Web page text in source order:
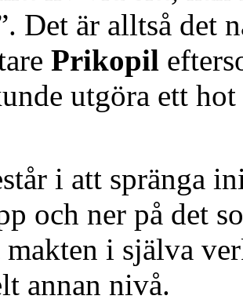
Det är alltså det
Prikopil
utgöra ett
i att spränga
och ner på det
i själva
annan nivå.